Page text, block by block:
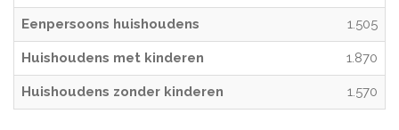
Eenpersoons huishoudens 1.505
Huishoudens met kinderen 1.870
Huishoudens zonder kinderen 1.570